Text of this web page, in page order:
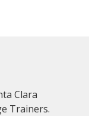
Clara
Trainers.